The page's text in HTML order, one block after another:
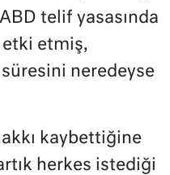
telif yasasında
etki etmiş,
neredeyse
kaybettiğine
herkes istediği